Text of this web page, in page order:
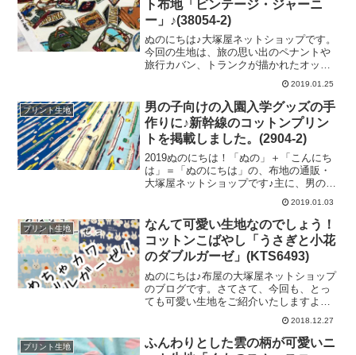
collection ―とっておきの布― 」とは･･･
「Exclusive（エクスクルーシヴ）」に
は、「特別な・高級な」といった意味合
いがありまして、日頃洋裁をお楽しみい
ただいています皆様へ、ワンランク上の
ファブリックをご提案させていただくの
がコンセプトです。＼ 細めのストライ
プが2タイプ♪ ／白い部分が「約
ト布地「ビンテージ・ジャーニ
ー」♪(38054-2)
ぬのにちは♪大塚屋ネットショップです。
今回の生地は、旅の思い出のペナントや
旅行カバン、トランクが描かれたオック
スプリントです♪＼ ”旅行”な気分♡ ／
ヴィンテージ風の色づかいで、賑やかな
柄を眺めていると、旅に出たい気分にな
ってきます。＼ とっても賑やか！！
／５色を並べて撮影してみました。オッ
クスフォード生地ですので「ポーチ」な
どの雑貨や「クッション」などのインテ
リアグッズの制作にオススメです。カバ
ン柄で「カバン」をお作りいただくの
も、粋(いき)かもしれませんね！個人的に
お気に入りなのはこちらのターコイズ色
です。男の子の「入学準備アイテム」を
お作りいただくと、可愛いすぎずにカッ
コよくまとまるか
2019.01.25
プリント生地
男の子向けの入園入学グッズの手
作りに♪新幹線のコットンプリン
トを掲載しました。(2904-2)
2019ぬのにちは！「ぬの」＋「こんにち
は」＝「ぬのにちは」の、布地の通販・
大塚屋ネットショップです♪主に、男の子
イ布が登場しました！（もちろん、新幹
線大好きな女の子にも、オススメです
♡）横向きの新幹線と、正面を向いた新
幹線がずらりと並んでいます♪＼ 15セン
チ定規を置いて撮影♪ ／車体がすらっと
していますので、一見小さめの柄のよう
に見えますが、横を向いた新幹線は15セ
ンチほどの長さがございます。そして、
この新幹線柄のもうひとつの特徴が、
「チェック背景」です。上の写真は「水
色」「アイボリー」「青」ですが、もう
ひとつ「チェック柄」ベースの生地があ
2019.01.03
プリント生地
なんて可愛い生地なのでしょう！
コットンこばやし「うさぎと小花
のダブルガーゼ」(KTS6493)
ぬのにちは♪布屋の大塚屋ネットショップ
のブログです。さてさて、今回も、とっ
ても可愛い生地をご紹介いたしますよ
「コットンこばやし」さんから、こちら
のダブルガーゼプリント生地が入荷いた
しました。人気のうさちゃんに、まんま
2018.12.27
プリント生地
ふんわりとした雲の柄が可愛いニ